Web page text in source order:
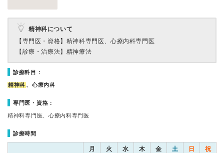
精神科について
【専門医・資格】 精神科専門医、心療内科専門医
【診療・治療法】 精神療法
診療科目：
精神科 、心療内科
専門医・資格：
精神科専門医、心療内科専門医
診療時間
月 火 水 木 金 土 日 祝